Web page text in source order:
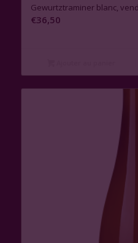
Gewurtztraminer blanc,
€36,50